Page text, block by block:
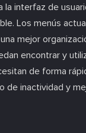
la interfaz de
Los menús
mejor
encontrar y
de forma
de inactividad y